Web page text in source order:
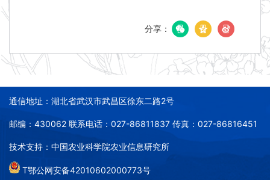
分享：
通信地址：湖北省武汉市武昌区徐东二路2号
邮编：430062 联系电话：027-86811837 传真：027-86816451
技术支持：中国农业科学院农业信息研究所
T鄂公网安备42010602000773号